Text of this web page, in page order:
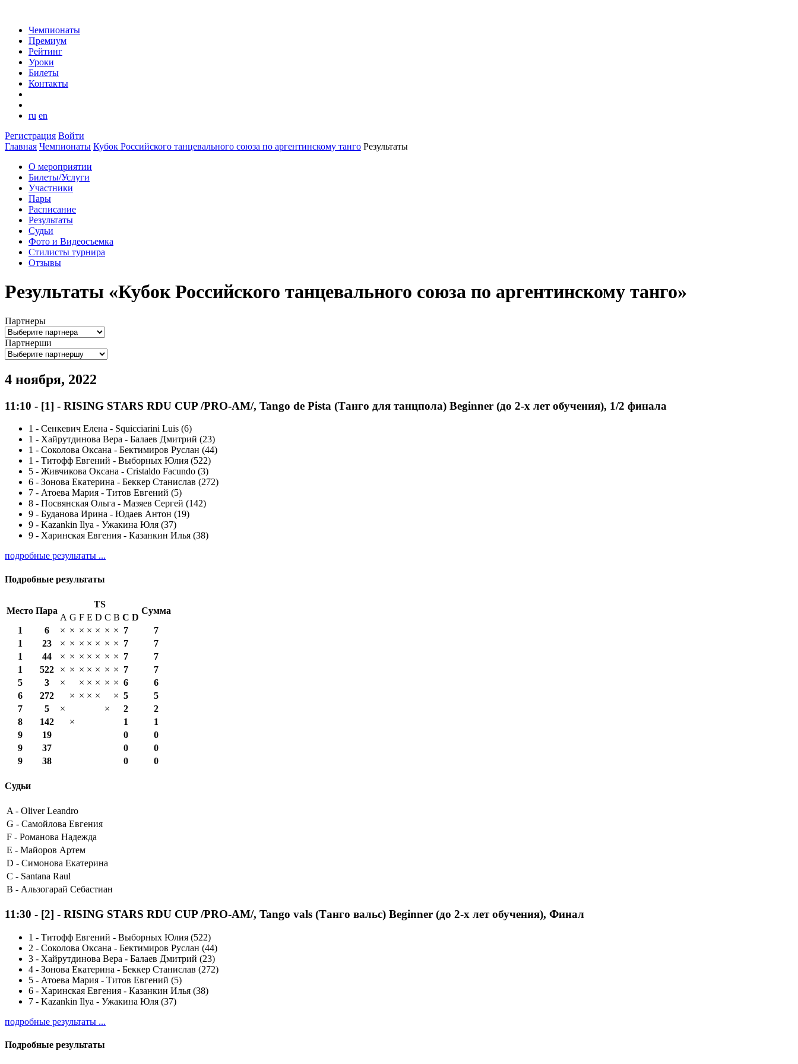
Чемпионаты
Премиум
Рейтинг
Уроки
Билеты
Контакты
ru en
Регистрация Войти
Главная Чемпионаты Кубок Российского танцевального союза по аргентинскому танго Результаты
О мероприятии
Билеты/Услуги
Участники
Пары
Расписание
Результаты
Судьи
Фото и Видеосъемка
Стилисты турнира
Отзывы
Результаты «Кубок Российского танцевального союза по аргентинскому танго»
Партнеры
Партнерши
4 ноября, 2022
11:10 - [1] - RISING STARS RDU CUP /PRO-AM/, Tango de Pista (Танго для танцпола) Beginner (до 2-х лет обучения), 1/2 финала
1 - Сенкевич Елена - Squicciarini Luis (6)
1 - Хайрутдинова Вера - Балаев Дмитрий (23)
1 - Соколова Оксана - Бектимиров Руслан (44)
1 - Титофф Евгений - Выборных Юлия (522)
5 - Живчикова Оксана - Cristaldo Facundo (3)
6 - Зонова Екатерина - Беккер Станислав (272)
7 - Атоева Мария - Титов Евгений (5)
8 - Посвянская Ольга - Мазяев Сергей (142)
9 - Буданова Ирина - Юдаев Антон (19)
9 - Kazankin Ilya - Ужакина Юля (37)
9 - Харинская Евгения - Казанкин Илья (38)
подробные результаты ...
Подробные результаты
Место Пара
TS
Сумма
A G F E D C B С D
1
6 × × × × × × × 7
7
1
23 × × × × × × × 7
7
1
44 × × × × × × × 7
7
1
522 × × × × × × × 7
7
5
3 × × × × × × 6
6
6
272 × × × × × 5
5
7
5 × × 2
2
8
142 × 1
1
9
19 0
0
9
37 0
0
9
38 0 0
Судьи
A - Oliver Leandro
G - Самойлова Евгения
F - Романова Надежда
E - Майоров Артем
D - Симонова Екатерина
C - Santana Raul
B - Альзогарай Себастиан
11:30 - [2] - RISING STARS RDU CUP /PRO-AM/, Tango vals (Танго вальс) Beginner (до 2-х лет обучения), Финал
1 - Титофф Евгений - Выборных Юлия (522)
2 - Соколова Оксана - Бектимиров Руслан (44)
3 - Хайрутдинова Вера - Балаев Дмитрий (23)
4 - Зонова Екатерина - Беккер Станислав (272)
5 - Атоева Мария - Титов Евгений (5)
6 - Харинская Евгения - Казанкин Илья (38)
7 - Kazankin Ilya - Ужакина Юля (37)
подробные результаты ...
Подробные результаты